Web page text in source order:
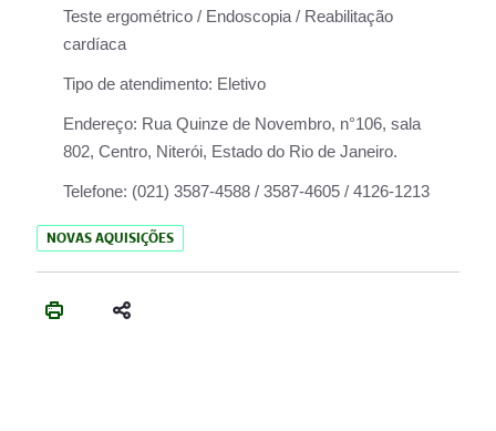
Teste ergométrico / Endoscopia / Reabilitação
cardíaca
Tipo de atendimento: Eletivo
Endereço: Rua Quinze de Novembro, n°106, sala
802, Centro, Niterói, Estado do Rio de Janeiro.
Telefone: (021) 3587-4588 / 3587-4605 / 4126-1213
NOVAS AQUISIÇÕES